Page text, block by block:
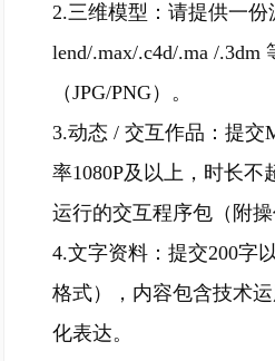
2.三维模型：请提供一
lend/.max/.c4d/.ma /.3dm
（JPG/PNG）。
3.动态 / 交互作品：提交
率1080P及以上，时长不
运行的交互程序包（附操
4.文字资料：提交200字
格式），内容包含技术
化表达。